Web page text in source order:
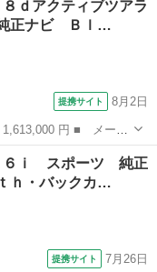
ト 前後ドライブレコ
ｄアクティブツアラ
正ナビ Ｂｌ…
提携サイト 8月2日
レード名： ２１８
ナビ Ｂｌｕｅｔｏｏ
６ｉ スポーツ 純正
ｈ・バックカ…
提携サイト 7月26日